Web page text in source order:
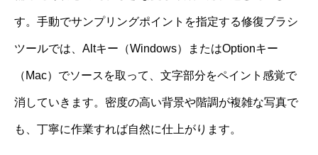
す。手動でサンプリングポイントを指定する修復ブラシ
ツールでは、Altキー（Windows）またはOptionキー
（Mac）でソースを取って、文字部分をペイント感覚で
消していきます。密度の高い背景や階調が複雑な写真で
も、丁寧に作業すれば自然に仕上がります。